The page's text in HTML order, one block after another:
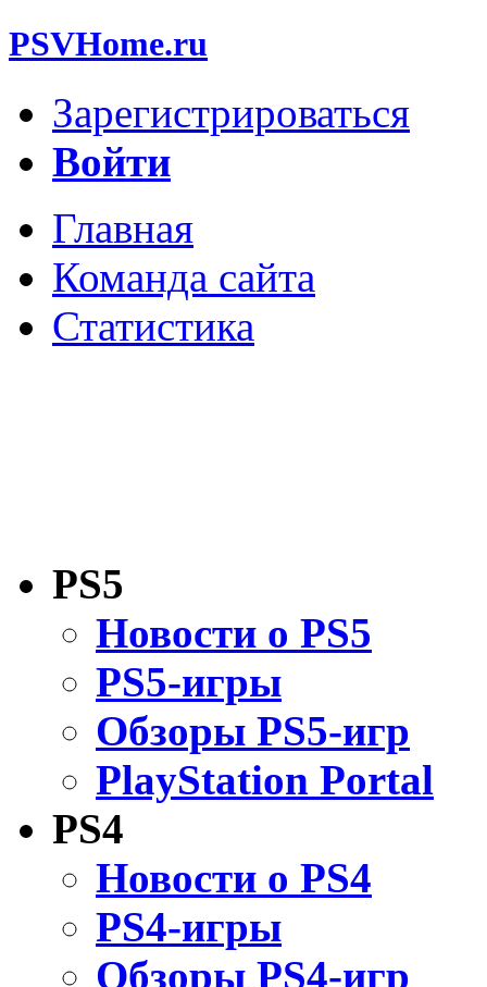
PSVHome.ru
Зарегистрироваться
Войти
Главная
Команда сайта
Статистика
PS5
Новости о PS5
PS5-игры
Обзоры PS5-игр
PlayStation Portal
PS4
Новости о PS4
PS4-игры
Обзоры PS4-игр